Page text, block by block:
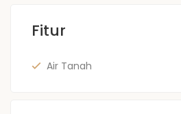
Fitur
Air Tanah